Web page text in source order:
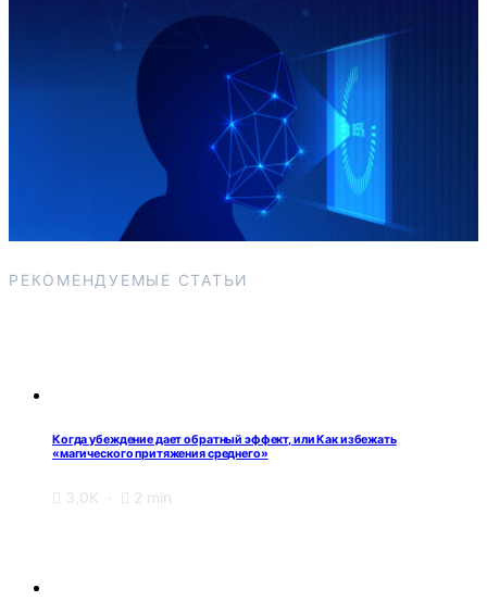
РЕКОМЕНДУЕМЫЕ СТАТЬИ
Когда убеждение дает обратный эффект, или Как избежать
«магического притяжения среднего»
3,0K 2 min